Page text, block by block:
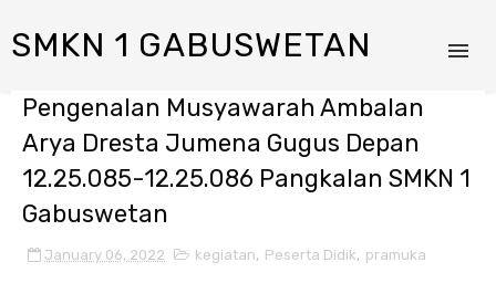
SMKN 1 GABUSWETAN
Pengenalan Musyawarah Ambalan
Arya Dresta Jumena Gugus Depan
12.25.085-12.25.086 Pangkalan SMKN 1
Gabuswetan
January 06, 2022 kegiatan, Peserta Didik, pramuka